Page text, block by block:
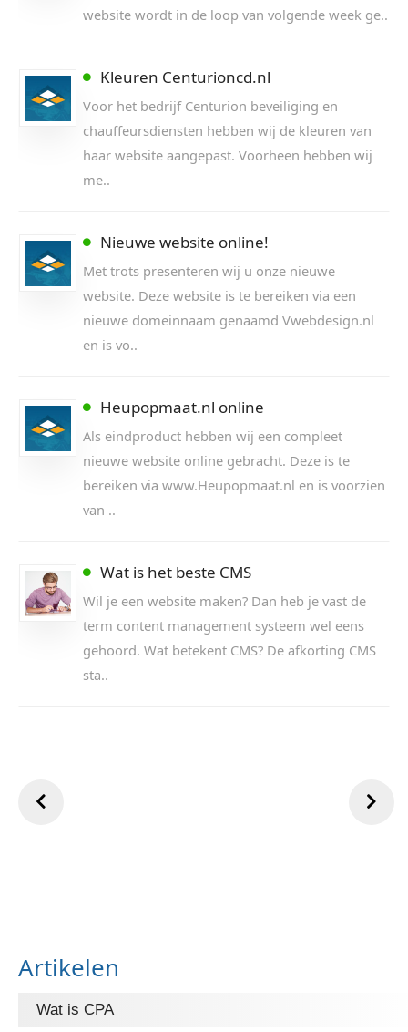
website wordt in de loop van volgende week ge..
Kleuren Centurioncd.nl
Voor het bedrijf Centurion beveiliging en
chauffeursdiensten hebben wij de kleuren van
haar website aangepast. Voorheen hebben wij
me..
Nieuwe website online!
Met trots presenteren wij u onze nieuwe
website. Deze website is te bereiken via een
nieuwe domeinnaam genaamd Vwebdesign.nl
en is vo..
Heupopmaat.nl online
Als eindproduct hebben wij een compleet
nieuwe website online gebracht. Deze is te
bereiken via www.Heupopmaat.nl en is voorzien
van ..
Wat is het beste CMS
Wil je een website maken? Dan heb je vast de
term content management systeem wel eens
gehoord. Wat betekent CMS? De afkorting CMS
sta..
Artikelen
Wat is CPA